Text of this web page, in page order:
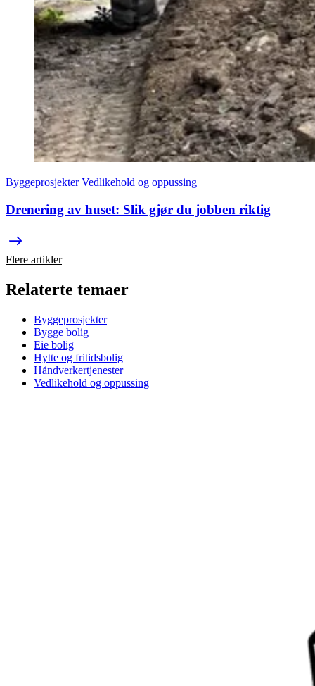
Byggeprosjekter Vedlikehold og oppussing
Drenering av huset: Slik gjør du jobben riktig
Flere artikler
Relaterte temaer
Byggeprosjekter
Bygge bolig
Eie bolig
Hytte og fritidsbolig
Håndverkertjenester
Vedlikehold og oppussing